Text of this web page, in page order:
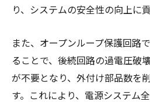
り、システムの安全性の向上に貢
また、オープンループ保護回路
ることで、後続回路の過電圧破
が不要となり、外付け部品数を
す。これにより、電源システム